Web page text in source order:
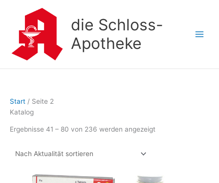
die Schloss-
Apotheke
Start / Seite 2
Katalog
Ergebnisse 41 – 80 von 236 werden angezeigt